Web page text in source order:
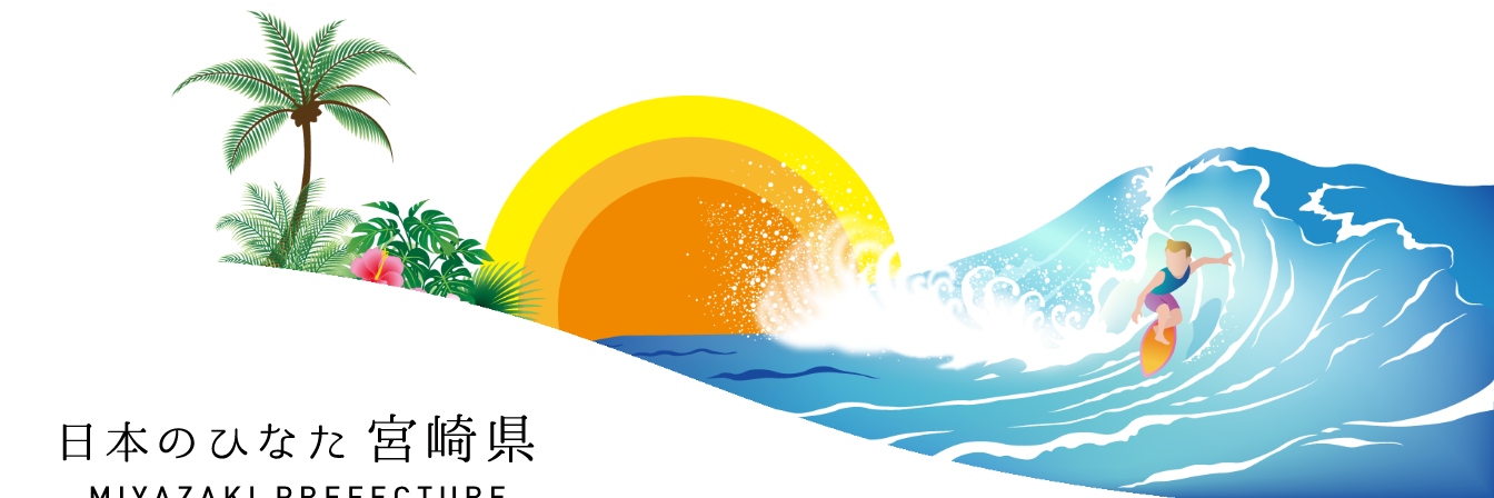
日本のひなた 宮崎県 MIYAZAKI PREFECTURE